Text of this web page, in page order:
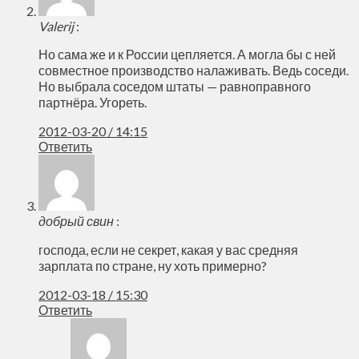
Valerij :
Но сама же и к России цепляется. А могла бы с ней
совместное производство налаживать. Ведь соседи.
Но выбрала соседом штаты — равноправного
партнёра. Угореть.
2012-03-20 / 14:15
Ответить
добрый свин :
господа, если не секрет, какая у вас средняя
зарплата по стране, ну хоть примерно?
2012-03-18 / 15:30
Ответить